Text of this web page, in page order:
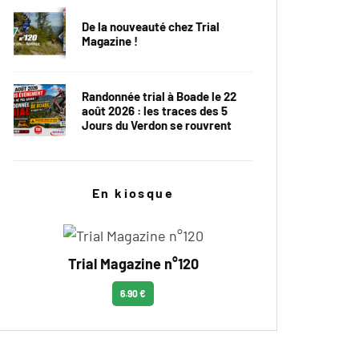
De la nouveauté chez Trial
Magazine !
Randonnée trial à Boade le 22
août 2026 : les traces des 5
Jours du Verdon se rouvrent
En kiosque
Trial Magazine n°120
6.90 €